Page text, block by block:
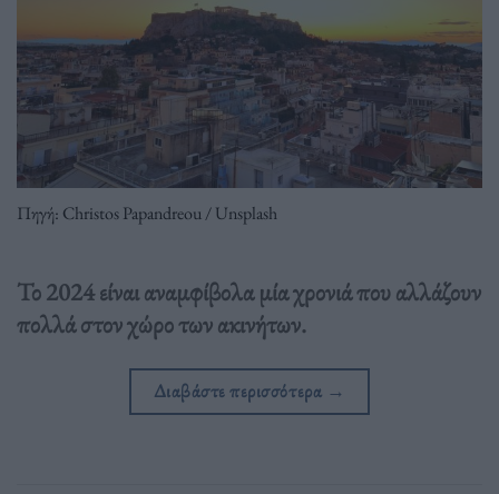
Πηγή: Christos Papandreou / Unsplash
Το 2024 είναι αναμφίβολα μία χρονιά που αλλάζουν
πολλά στον χώρο των ακινήτων.
Διαβάστε περισσότερα →